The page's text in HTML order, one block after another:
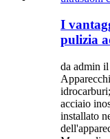
I
pulizia
da admin
acciaio
installato